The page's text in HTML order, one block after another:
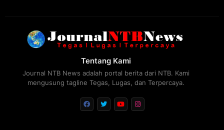
Tentang Kami
Journal NTB News adalah portal berita dari NTB. Kami
mengusung tagline Tegas, Lugas, dan Terpercaya.